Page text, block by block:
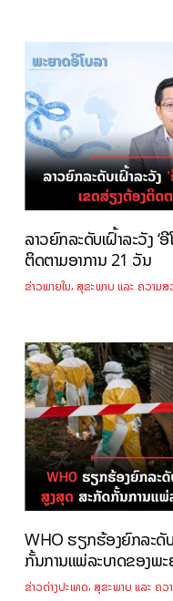
ລາວຍົກລະດັບເຝົ້າລະວັງ ‘
ຕິດຕາມອາການ 21 ວັນ
ຂ່າວພາຍໃນ, ສຸຂະພາບ ແລະ ຄວາມສ
WHO ຮຽກຮ້ອງຍົກລະດັ
ກັ້ນການແພ່ລະບາດຂອງພະ
ຂ່າວຕ່າງປະເທດ, ສຸຂະພາບ ແລະ ຄວ